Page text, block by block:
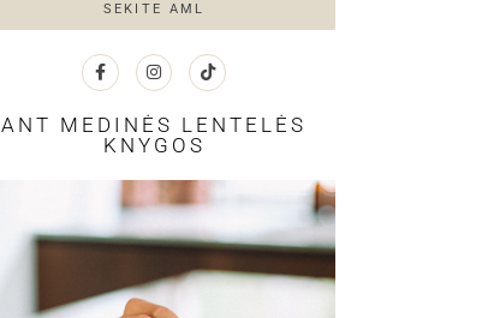
SEKITE AML
ANT MEDINĖS LENTELĖS
KNYGOS